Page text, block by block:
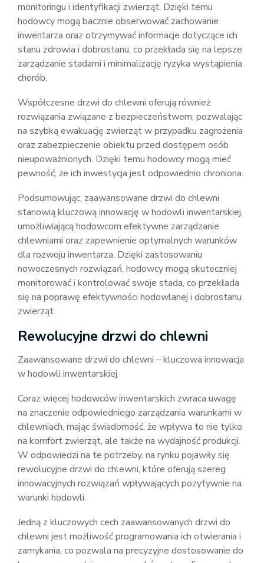
monitoringu i identyfikacji zwierząt. Dzięki temu
hodowcy mogą bacznie obserwować zachowanie
inwentarza oraz otrzymywać informacje dotyczące ich
stanu zdrowia i dobrostanu, co przekłada się na lepsze
zarządzanie stadami i minimalizację ryzyka wystąpienia
chorób.
Współczesne drzwi do chlewni oferują również
rozwiązania związane z bezpieczeństwem, pozwalając
na szybką ewakuację zwierząt w przypadku zagrożenia
oraz zabezpieczenie obiektu przed dostępem osób
nieupoważnionych. Dzięki temu hodowcy mogą mieć
pewność, że ich inwestycja jest odpowiednio chroniona.
Podsumowując, zaawansowane drzwi do chlewni
stanowią kluczową innowację w hodowli inwentarskiej,
umożliwiającą hodowcom efektywne zarządzanie
chlewniami oraz zapewnienie optymalnych warunków
dla rozwoju inwentarza. Dzięki zastosowaniu
nowoczesnych rozwiązań, hodowcy mogą skuteczniej
monitorować i kontrolować swoje stada, co przekłada
się na poprawę efektywności hodowlanej i dobrostanu
zwierząt.
Rewolucyjne drzwi do chlewni
Zaawansowane drzwi do chlewni – kluczowa innowacja
w hodowli inwentarskiej
Coraz więcej hodowców inwentarskich zwraca uwagę
na znaczenie odpowiedniego zarządzania warunkami w
chlewniach, mając świadomość, że wpływa to nie tylko
na komfort zwierząt, ale także na wydajność produkcji.
W odpowiedzi na te potrzeby, na rynku pojawiły się
rewolucyjne drzwi do chlewni, które oferują szereg
innowacyjnych rozwiązań wpływających pozytywnie na
warunki hodowli.
Jedną z kluczowych cech zaawansowanych drzwi do
chlewni jest możliwość programowania ich otwierania i
zamykania, co pozwala na precyzyjne dostosowanie do